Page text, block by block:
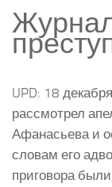
UPD: 18
рассмотрел
Афанасьева и
словам его
приговора